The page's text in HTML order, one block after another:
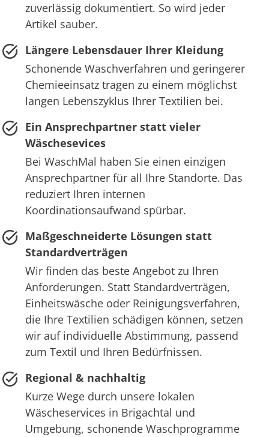
zuverlässig dokumentiert. So wird jeder
Artikel sauber.
Längere Lebensdauer Ihrer Kleidung
Schonende Waschverfahren und geringerer
Chemieeinsatz tragen zu einem möglichst
langen Lebenszyklus Ihrer Textilien bei.
Ein Ansprechpartner statt vieler
Wäschesevices
Bei WaschMal haben Sie einen einzigen
Ansprechpartner für all Ihre Standorte. Das
reduziert Ihren internen
Koordinationsaufwand spürbar.
Maßgeschneiderte Lösungen statt
Standardverträgen
Wir finden das beste Angebot zu Ihren
Anforderungen. Statt Standardverträgen,
Einheitswäsche oder Reinigungsverfahren,
die Ihre Textilien schädigen können, setzen
wir auf individuelle Abstimmung, passend
zum Textil und Ihren Bedürfnissen.
Regional & nachhaltig
Kurze Wege durch unsere lokalen
Wäscheservices in Brigachtal und
Umgebung, schonende Waschprogramme